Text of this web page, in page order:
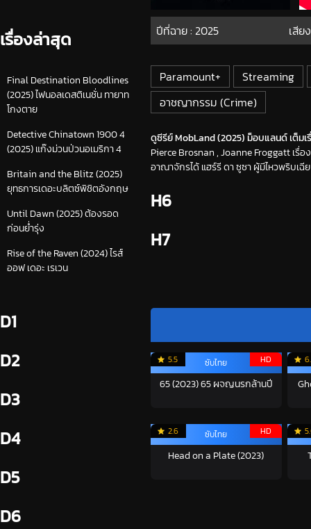
เรื่องล่าสุด
Final Destination Bloodlines
(2025) ไฟนอลเดสติเนชั่น ทายาท
โกงตาย
Detective Chinatown 1900 4
(2025) แก๊งม่วนป่วนอเมริกา 4
Britain and the Blitz (2025)
ยุทธการเดอะบลิตซ์พิชิตอังกฤษ
Until Dawn (2025) ต้องรอด
ก่อนย่ำรุ่ง
Rise of the Raven (2024) ไรส์
ออฟ เดอะ เรเวน
D1
D2
D3
D4
D5
D6
ปีที่ฉาย : 2025 เสีย
Paramount+
Streaming
อาชญากรรม (Crime)
ดูซีรีย์ MobLand (2025) ม็อบแลนด์ เต็มเ
Pierce Brosnan , Joanne Froggatt เรื่
อาณาจักรได้ แฮร์รี ดา ซูซา ผู้มีไหวพริบเ
H6
H7
5.5 HD
ซับไทย
65 (2023) 65 ผจญนรกล้านปี
2.6 HD
ซับไทย
Head on a Plate (2023)